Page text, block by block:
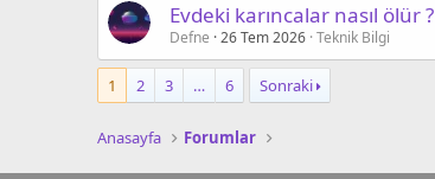
Evdeki karıncalar nasıl ölür ?
Defne 26 Tem 2026 Teknik Bilgi
1 2 3 … 6 Sonraki
Anasayfa Forumlar